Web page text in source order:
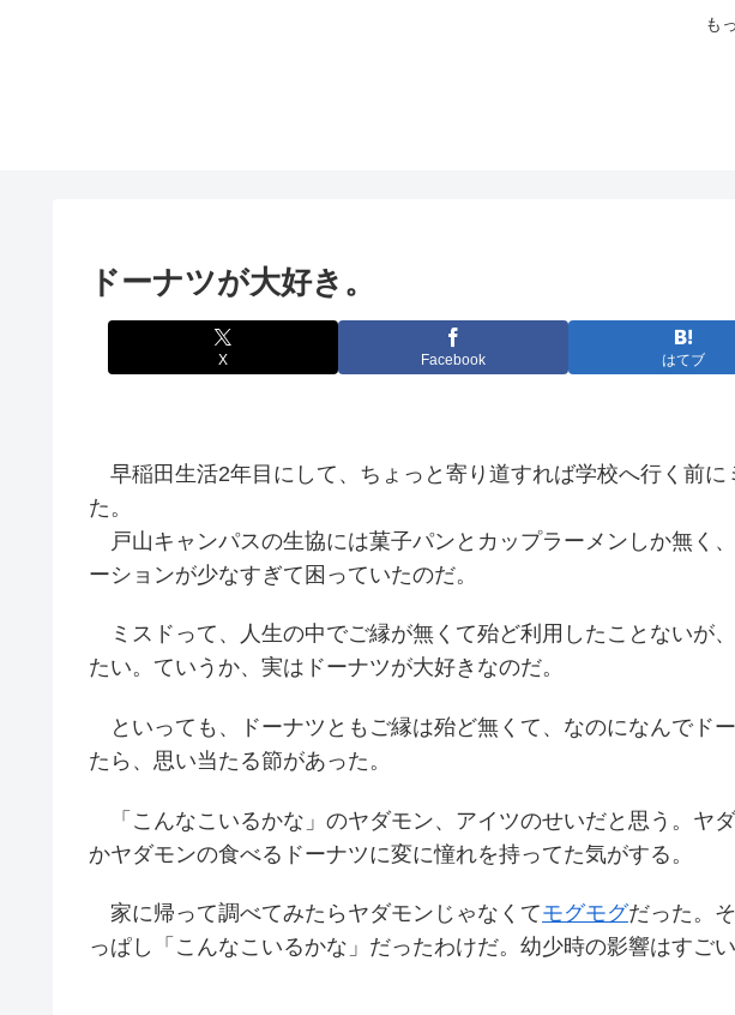
も
ドーナツが大好き。
X Facebook はてブ
早稲田生活2年目にして、ちょっと寄り道すれば学校へ行く前に
た。
戸山キャンパスの生協には菓子パンとカップラーメンしか無く
ーションが少なすぎて困っていたのだ。
ミスドって、人生の中でご縁が無くて殆ど利用したことないが
たい。ていうか、実はドーナツが大好きなのだ。
といっても、ドーナツともご縁は殆ど無くて、なのになんでド
たら、思い当たる節があった。
「こんなこいるかな」のヤダモン、アイツのせいだと思う。ヤ
かヤダモンの食べるドーナツに変に憧れを持ってた気がする。
家に帰って調べてみたらヤダモンじゃなくてモグモグだった。
っぱし「こんなこいるかな」だったわけだ。幼少時の影響はすごい